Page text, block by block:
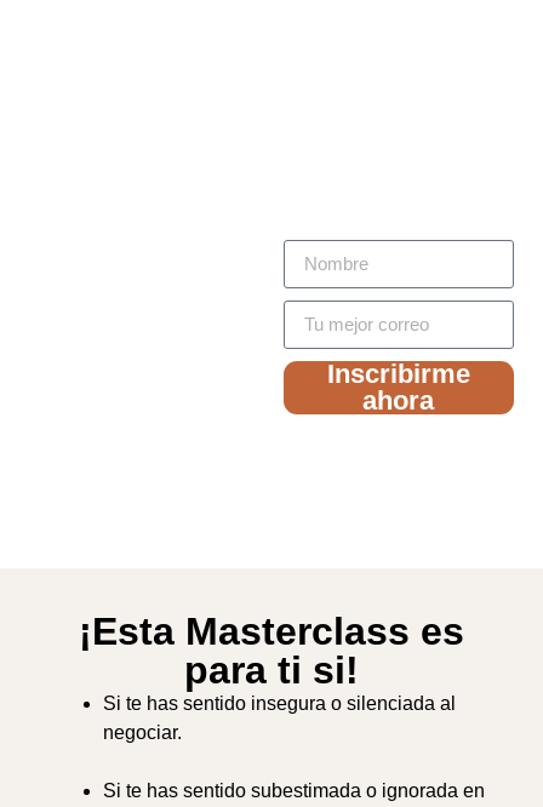
Inscribirme
ahora
¡Esta Masterclass es
para ti si!
Si te has sentido insegura o silenciada al
negociar.
Si te has sentido subestimada o ignorada en